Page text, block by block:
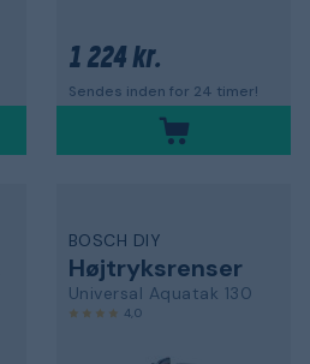
1 224 kr.
Sendes inden for 24 timer!
BOSCH DIY
Højtryksrenser
Universal Aquatak 130
4,0